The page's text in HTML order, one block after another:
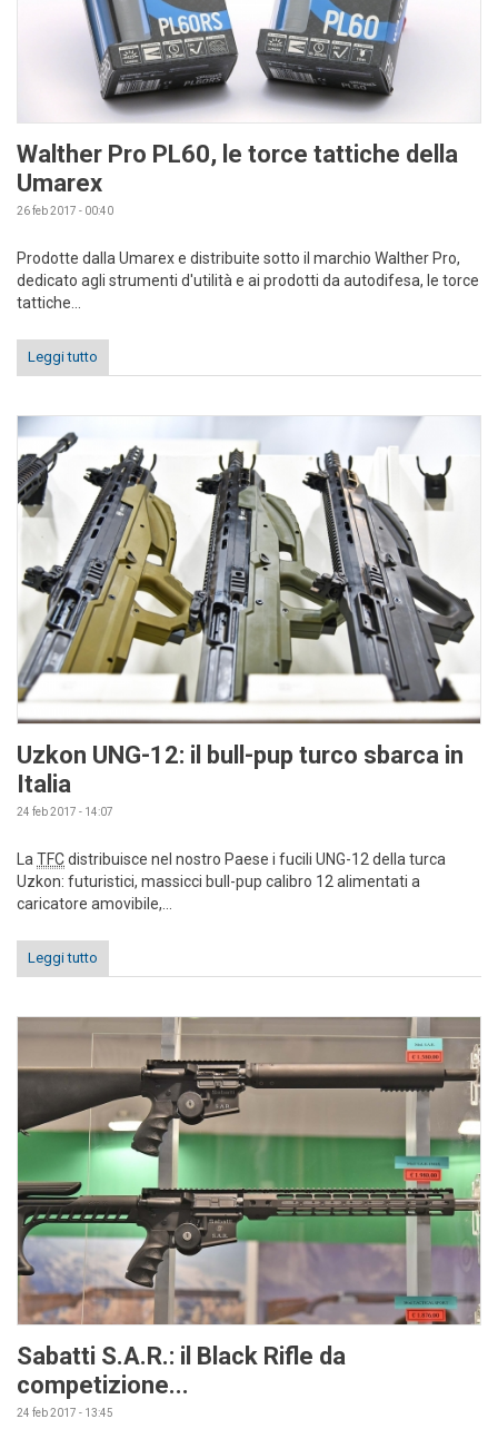
Walther Pro PL60, le torce tattiche della
Umarex
26 feb 2017 - 00:40
Prodotte dalla Umarex e distribuite sotto il marchio Walther Pro,
dedicato agli strumenti d'utilità e ai prodotti da autodifesa, le torce
tattiche...
Leggi tutto
Uzkon UNG-12: il bull-pup turco sbarca in
Italia
24 feb 2017 - 14:07
La TFCdistribuisce nel nostro Paese i fucili UNG-12 della turca
Uzkon: futuristici, massicci bull-pup calibro 12 alimentati a
caricatore amovibile,...
Leggi tutto
Sabatti S.A.R.: il Black Rifle da
competizione...
24 feb 2017 - 13:45